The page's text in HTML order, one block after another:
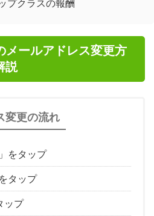
プクラスの報酬
ールアドレス変更方
説
変更の流れ
をタップ
タップ
ップ